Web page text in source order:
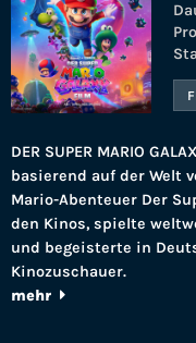
DER SUPER MARIO
basierend auf der Welt
Mario-Abenteuer Der
den Kinos, spielte
und begeisterte in
Kinozuschauer.
mehr